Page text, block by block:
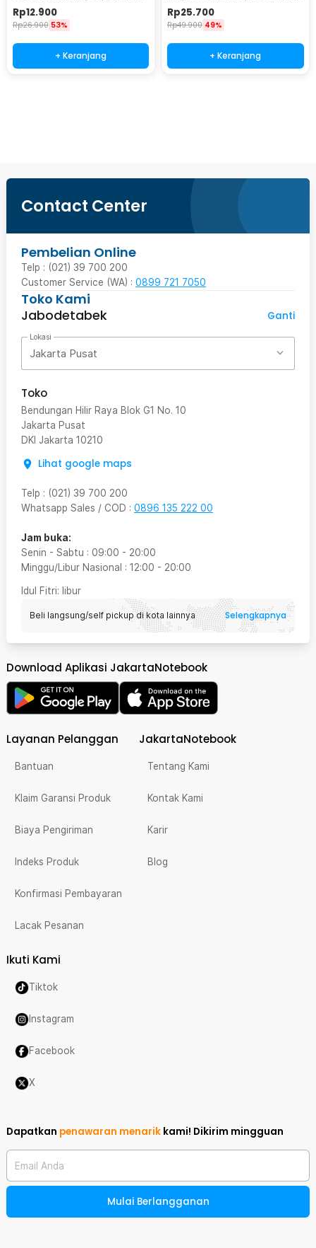
with Key - GU80
Rp12.900
Rp26.900 53%
+ Keranjang
with Key - GT14
Rp25.700
Rp49.900 49%
+ Keranjang
Contact Center
Pembelian Online
Telp : (021) 39 700 200
Customer Service (WA) : 0899 721 7050
Toko Kami
Jabodetabek
Ganti
Lokasi
Jakarta Pusat
Toko
Bendungan Hilir Raya Blok G1 No. 10
Jakarta Pusat
DKI Jakarta 10210
Lihat google maps
Telp : (021) 39 700 200
Whatsapp Sales / COD : 0896 135 222 00
Jam buka:
Senin - Sabtu : 09:00 - 20:00
Minggu/Libur Nasional : 12:00 - 20:00
Idul Fitri: libur
Beli langsung/self pickup di kota lainnya Selengkapnya
Download Aplikasi JakartaNotebook
Layanan Pelanggan
Bantuan
Klaim Garansi Produk
Biaya Pengiriman
Indeks Produk
Konfirmasi Pembayaran
Lacak Pesanan
JakartaNotebook
Tentang Kami
Kontak Kami
Karir
Blog
Ikuti Kami
Tiktok
Instagram
Facebook
X
Dapatkan penawaran menarik kami! Dikirim mingguan
Email Anda
Mulai Berlangganan